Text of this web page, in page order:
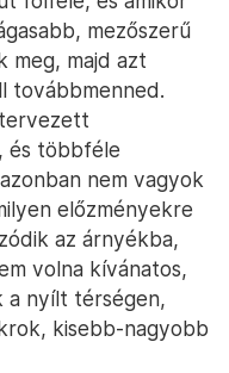
mezőszerű
meg, majd azt
továbbmenned.
tervezett
és többféle
nem vagyok
előzményekre
az árnyékba,
volna kívánatos,
a nyílt térségen,
kisebb-nagyobb